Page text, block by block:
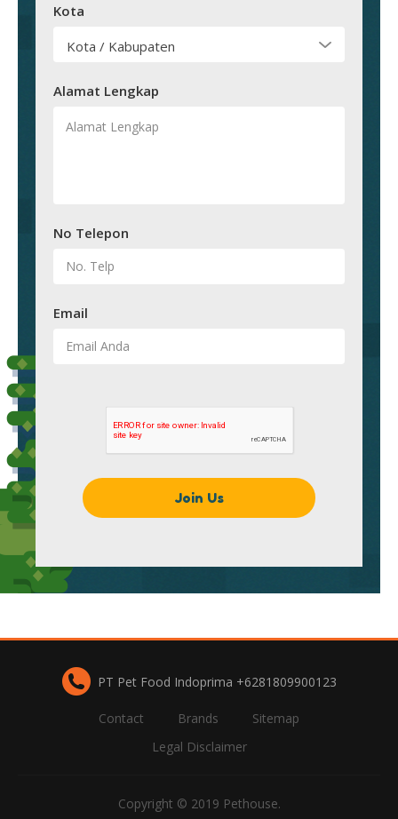
Kota
Kota / Kabupaten
Alamat Lengkap
No Telepon
Email
PT Pet Food Indoprima +6281809900123
Contact Brands
Sitemap
Legal Disclaimer
Copyright © 2019 Pethouse.